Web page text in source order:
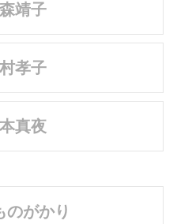
靖子
孝子
真夜
のがかり